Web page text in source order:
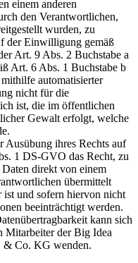
einem anderen
den Verantwortlichen,
wurden, zu
der Einwilligung gemäß
Art. 9 Abs. 2 Buchstabe a
Art. 6 Abs. 1 Buchstabe b
automatisierter
nicht für die
ist, die im öffentlichen
Gewalt erfolgt, welche
Ausübung ihres Rechts auf
1 DS-GVO das Recht, zu
direkt von einem
übermittelt
ist und sofern hiervon nicht
beeinträchtigt werden.
kann sich
Mitarbeiter der Big Idea
& Co. KG wenden.